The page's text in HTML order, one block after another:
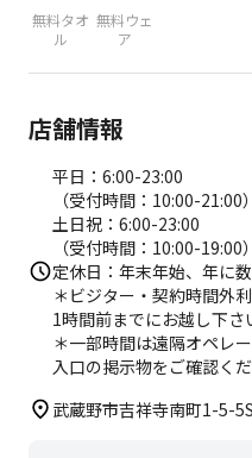
無料タオ
ル
無料ウェ
ア
店舗情報
平日：6:00-23:00
（受付時間：10:00-21:00）
土日祝：6:00-23:00
（受付時間：10:00-19:00）
定休日：年末年始、年に
＊ビジター・契約時間外
1時間前までにお越し下さ
＊一部時間は遠隔オペレ
入口の掲示物をご確認くだ
武蔵野市吉祥寺南町1-5-